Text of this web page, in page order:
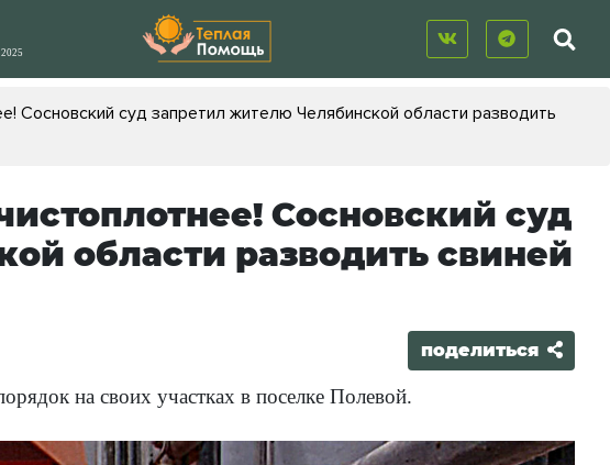
Сосновский суд запретил жителю Челябинской области разводить
Сосновский суд
области разводить свиней
поделиться
на своих участках в поселке Полевой.